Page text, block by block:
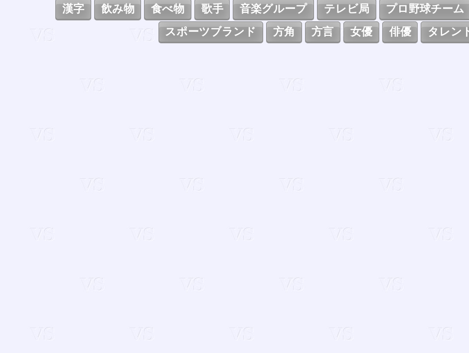
漢字
飲み物 食べ物 歌手 音楽グループ テレビ局 プロ野球チーム
スポーツブランド
方角 方言 女優 俳優 タレン